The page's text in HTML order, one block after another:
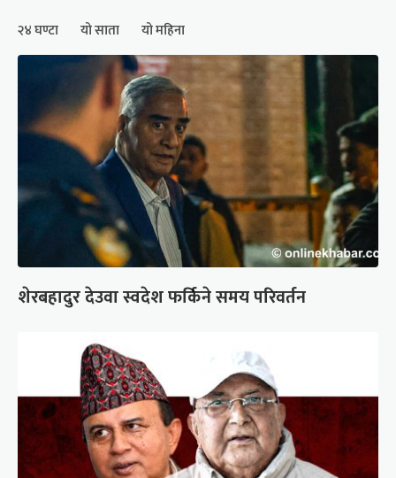
२४ घण्टा यो साता यो महिना
शेरबहादुर देउवा स्वदेश फर्किने समय परिवर्तन